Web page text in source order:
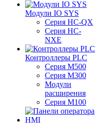
Модули IO SYS
Серия HC-QX
Серия HC-
NXE
Контроллеры PLC
Серия M500
Серия M300
Модули
расширения
Серия M100